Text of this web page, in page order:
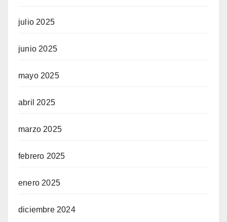
julio 2025
junio 2025
mayo 2025
abril 2025
marzo 2025
febrero 2025
enero 2025
diciembre 2024